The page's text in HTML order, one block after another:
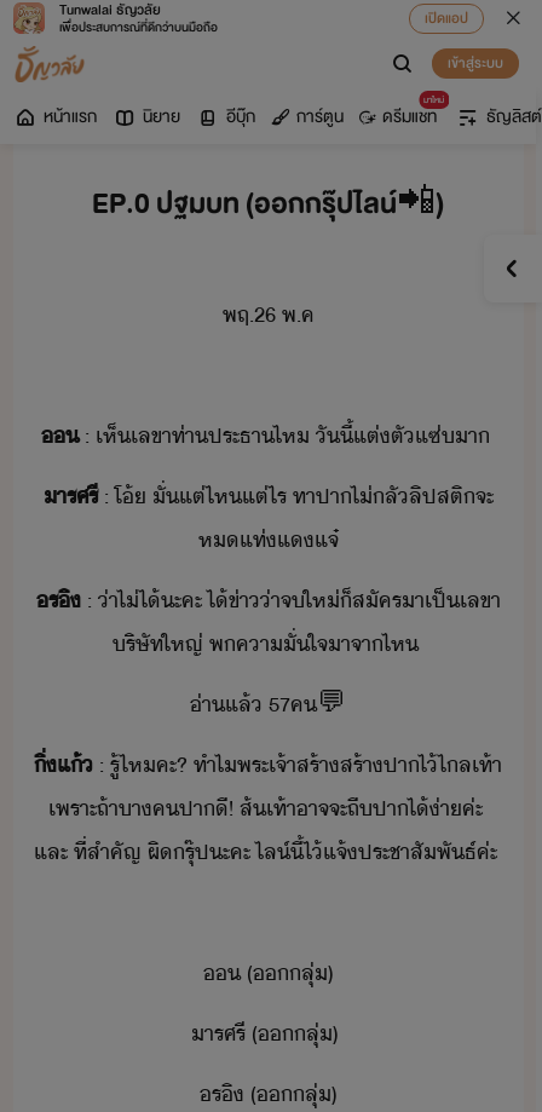
Tunwalai ธัญวลัย
เพื่อประสบการณ์ที่ดีกว่าบนมือถือ
เปิดแอป
เข้าสู่ระบบ
หน้าแรก นิยาย อีบุ๊ก การ์ตูน
มาใหม่
ดรีมแชท ธัญลิสต์
EP.0 ปฐมบท (ออกกรุ๊ปไลน์📲)
พฤ​.26​ ​พ.ค
​:​ ​เห็​เลขา​ท่า​ประธา​ไห​ ​ัี้​แต่ตั​แซ่​า​
ารศรี​:​ ​โ้​ ​ั่​แต่ไหแต่ไร​ ​ทาปา​ไ่​ลั​ลิปสติ​จะ​
ห​แท่​แ​แจ๋
ร​ิ​:​ ​่าไ่ไ้​ะคะ​ ​ไ้ข่า​่า​จ​ให่​็​สัคร​า​เป็​เลขา​
ริษัท​ใหญ่​ ​พ​คาั่ใจ​าจา​ไห​
่า​แล้​ ​57​ค​💬
ิ่แ้ ​:​ ​รู้​ไห​คะ​?​ ​ทำไ​พระเจ้า​สร้า​สร้า​ปา​ไ้​ไล​เท้า​
​เพราะ​ถ้า​าค​ปาี​!​ ​ส้เท้า​าจจะ​ถี​ปา​ไ้​่า​ค่ะ​ ​
และ​ ​ที่​สำคัญ​ ​ผิ​รุ๊ป​ะคะ​ ​ไล์​ี้​ไ้​แจ้​ประชาสัพัธ์​ค่ะ​
​ ​(​​ลุ่​)
ารศรี​ ​(​​ลุ่​)​
ร​ิ​ ​(​​ลุ่​)